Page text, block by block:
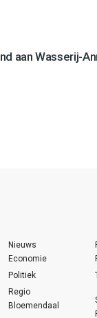
aan Wasserij-
Nieuws
Economie
Politiek
Regio
Bloemendaal